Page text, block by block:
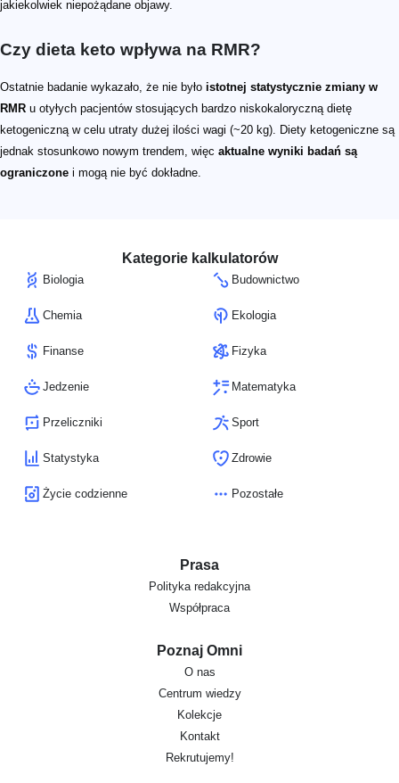
jakiekolwiek niepożądane objawy.
Czy dieta keto wpływa na RMR?
Ostatnie badanie wykazało, że nie było istotnej statystycznie zmiany w
RMR u otyłych pacjentów stosujących bardzo niskokaloryczną dietę
ketogeniczną w celu utraty dużej ilości wagi (~20 kg). Diety ketogeniczne są
jednak stosunkowo nowym trendem, więc aktualne wyniki badań są
ograniczone i mogą nie być dokładne.
Kategorie kalkulatorów
Biologia Budownictwo
Chemia Ekologia
Finanse Fizyka
Jedzenie Matematyka
Przeliczniki Sport
Statystyka Zdrowie
Życie codzienne Pozostałe
Prasa
Polityka redakcyjna
Współpraca
Poznaj Omni
O nas
Centrum wiedzy
Kolekcje
Kontakt
Rekrutujemy!